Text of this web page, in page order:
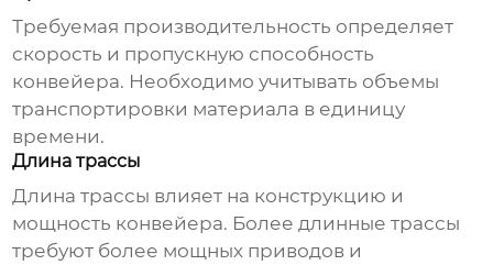
Требуемая производительность определяет
скорость и пропускную способность
конвейера. Необходимо учитывать объемы
транспортировки материала в единицу
времени.
Длина трассы
Длина трассы влияет на конструкцию и
мощность конвейера. Более длинные трассы
требуют более мощных приводов и